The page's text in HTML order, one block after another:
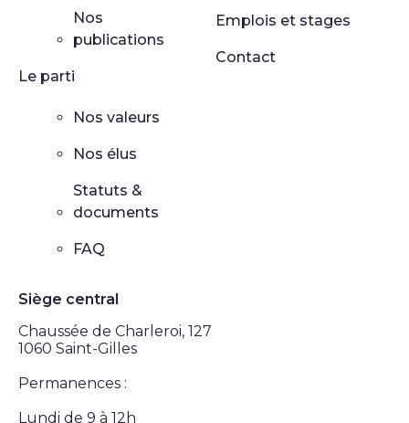
Nos
publications
Le parti
Nos valeurs
Nos élus
Statuts &
documents
FAQ
Emplois et stages
Contact
Siège central
Chaussée de Charleroi, 127
1060 Saint-Gilles
Permanences :
Lundi de 9 à 12h